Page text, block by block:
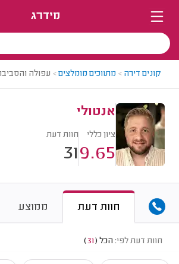
מידרג
קונים דירה > מתווכים מומלצים> עפולה
אנטולי
ציון כללי
9.65
חוות דעת
31
חוות דעת ממוצע
חוות דעת לפי: הכל (
31
)